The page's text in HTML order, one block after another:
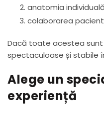
anatomia
colaborarea
Dacă toate acestea
spectaculoase și stabile
Alege un
experiență